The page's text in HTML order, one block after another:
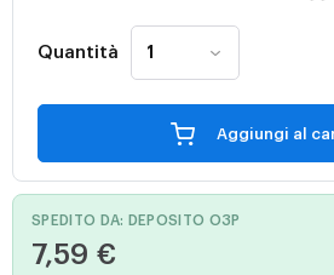
Quantità
Aggiungi
SPEDITO DA: DEPOSITO O3P
7,59 €